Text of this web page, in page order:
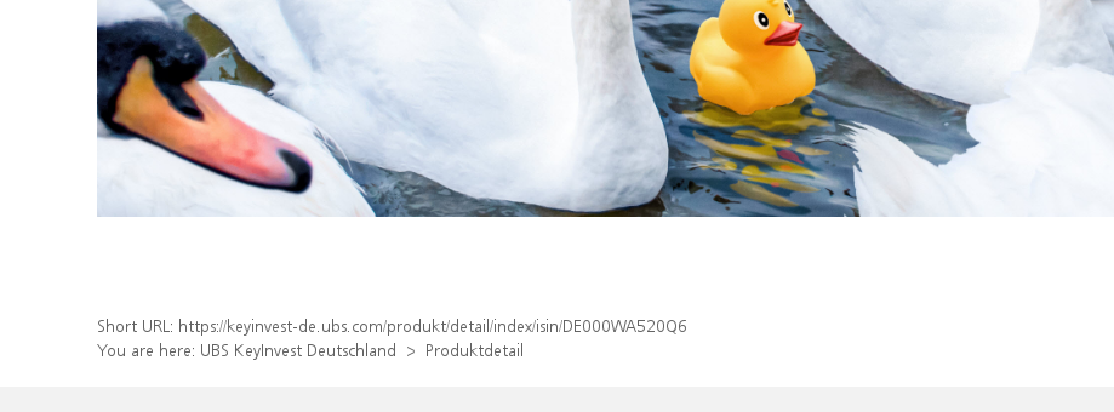
Short URL: https://keyinvest-de.ubs.com/produkt/detail/index/isin/DE000WA520Q6
You are here: UBS KeyInvest Deutschland Produktdetail